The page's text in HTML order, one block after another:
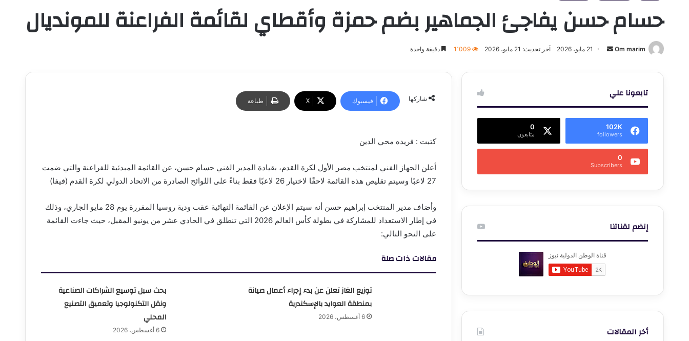
حسام حسن يفاجئ الجماهير بضم حمزة وأقطاي لقائمة الفراعنة للمونديال
Om marim
أرسل
إلكترونيا
21 مايو، 2026 آخر تحديث: 21 مايو، 2026 1٬009 دقيقة واحدة
شاركها فيسبوك ‫X طباعة
كتبت : فريده محي الدين
أعلن الجهاز الفني لمنتخب مصر الأول لكرة القدم، بقيادة المدير الفني حسام حسن، عن القائمة المبدئية للفراعنة والتي ضمت
27 لاعبًا وسيتم تقليص هذه القائمة لاحقًا لاختيار 26 لاعبًا فقط بناءً على اللوائح الصادرة من الاتحاد الدولي لكرة القدم (فيفا)
وأضاف مدير المنتخب إبراهيم حسن أنه سيتم الإعلان عن القائمة النهائية عقب ودية روسيا المقررة يوم 28 مايو الجاري، وذلك
في إطار الاستعداد للمشاركة في بطولة كأس العالم 2026 التي تنطلق في الحادي عشر من يونيو المقبل، حيث جاءت القائمة
على النحو التالي:
مقالات ذات صلة
توزيع الغاز تعلن عن بدء إجراء أعمال صيانة
بمنطقة العوايد بالإسكندرية
6 أغسطس، 2026
بحث سبل توسيع الشراكات الصناعية
ونقل التكنولوجيا وتعميق التصنيع
المحلي
6 أغسطس، 2026
تابعونا علي
102K
followers
0
متابعون
0
Subscribers
إنضم لقناتنا
أخر المقالات